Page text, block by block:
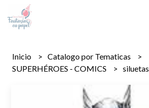
Inicio
Catalogo por Tematicas
SUPERHÉROES - COMICS
siluetas